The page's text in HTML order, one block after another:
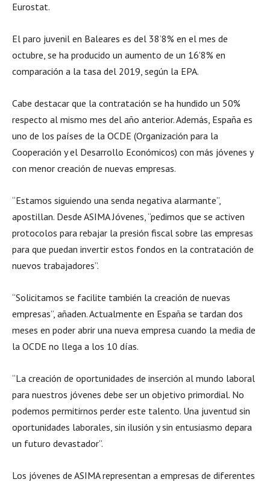
Eurostat.
El paro juvenil en Baleares es del 38’8% en el mes de
octubre, se ha producido un aumento de un 16’8% en
comparación a la tasa del 2019, según la EPA.
Cabe destacar que la contratación se ha hundido un 50%
respecto al mismo mes del año anterior. Además, España es
uno de los países de la OCDE (Organización para la
Cooperación y el Desarrollo Económicos) con más jóvenes y
con menor creación de nuevas empresas.
“Estamos siguiendo una senda negativa alarmante”,
apostillan. Desde ASIMA Jóvenes, “pedimos que se activen
protocolos para rebajar la presión fiscal sobre las empresas
para que puedan invertir estos fondos en la contratación de
nuevos trabajadores”.
“Solicitamos se facilite también la creación de nuevas
empresas”, añaden. Actualmente en España se tardan dos
meses en poder abrir una nueva empresa cuando la media de
la OCDE no llega a los 10 días.
“La creación de oportunidades de inserción al mundo laboral
para nuestros jóvenes debe ser un objetivo primordial. No
podemos permitirnos perder este talento. Una juventud sin
oportunidades laborales, sin ilusión y sin entusiasmo depara
un futuro devastador”.
Los jóvenes de ASIMA representan a empresas de diferentes